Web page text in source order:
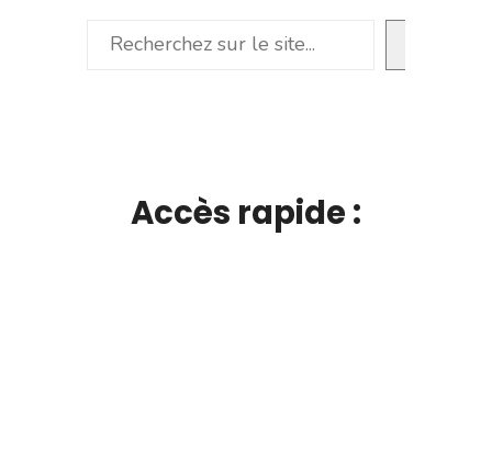
Rechercher
Accès rapide :